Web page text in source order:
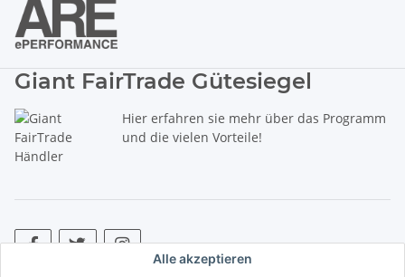
Alle akzeptieren
Giant FairTrade Gütesiegel
Hier erfahren sie mehr über das Programm
und die vielen Vorteile!